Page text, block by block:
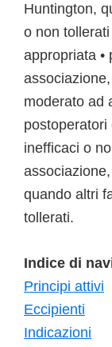
Huntington,
o non
appropriata •
moderato ad
inefficaci o
quando altri
tollerati.
Indice di
Principi attivi
Eccipienti
Indicazioni